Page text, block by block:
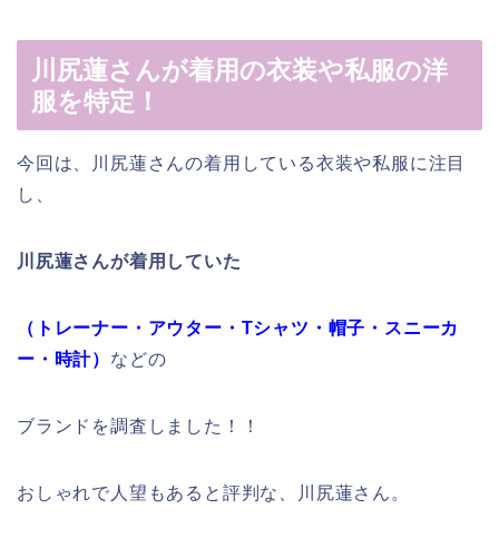
川尻蓮さんが着用の衣装や私服の洋
服を特定！
今回は、川尻蓮さんの着用している衣装や私服に注目
し、
川尻蓮さんが着用していた
（トレーナー・アウター・Tシャツ・帽子・スニーカ
ー・時計） などの
ブランドを調査しました！！
おしゃれで人望もあると評判な、川尻蓮さん。